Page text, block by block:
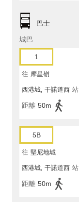
巴士
城巴
1
往 摩星嶺
西港城, 干諾道西 站
距離 50m
5B
往 堅尼地城
西港城, 干諾道西 站
距離 50m